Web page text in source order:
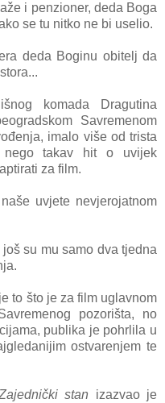
i penzioner, deda Boga
se tu nitko ne bi uselio.
deda Boginu obitelj da
komada Dragutina
Savremenom
imalo više od trista
nego takav hit o uvijek
za film.
uvjete nevjerojatnom
su mu samo dva tjedna
to što je za film uglavnom
pozorišta, no
publika je pohrlila u
ostvarenjem te
stan izazvao je